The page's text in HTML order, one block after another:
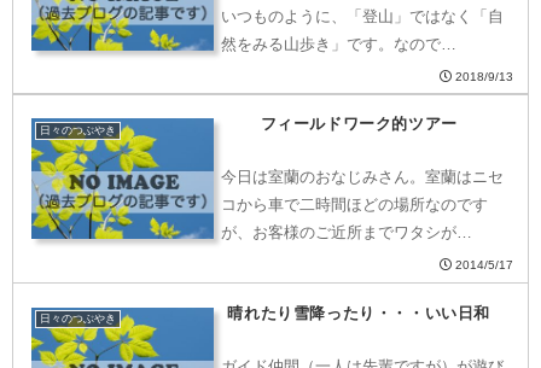
いつものように、「登山」ではなく「自
然をみる山歩き」です。なので…
2018/9/13
日々のつぶやき フィールドワーク的ツアー
今日は室蘭のおなじみさん。室蘭はニセ
コから車で二時間ほどの場所なのです
が、お客様のご近所までワタシが…
2014/5/17
日々のつぶやき 晴れたり雪降ったり・・・いい日和